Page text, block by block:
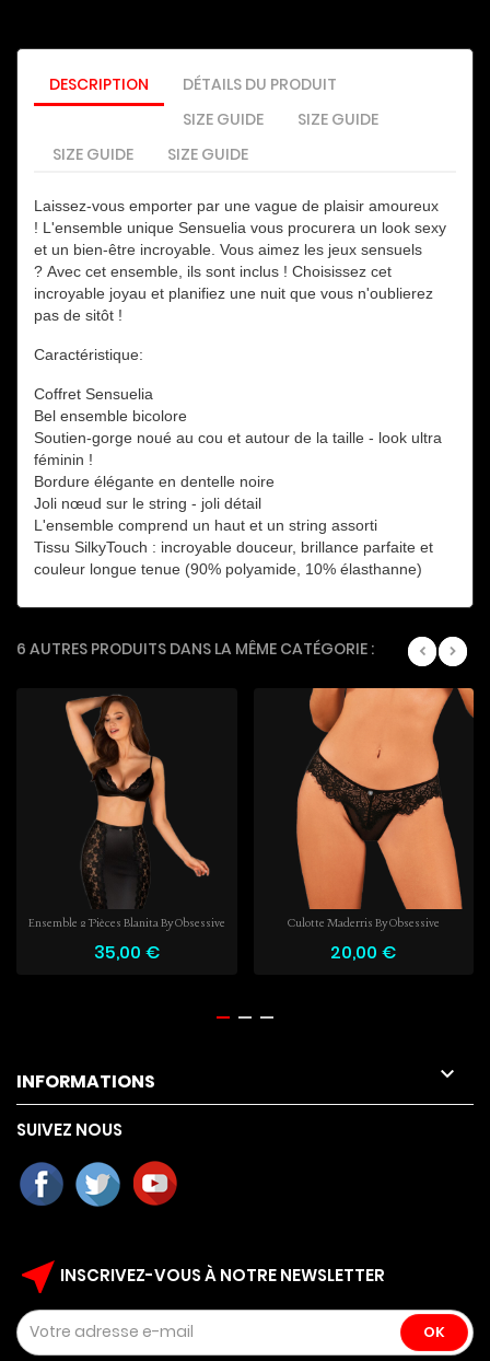
DESCRIPTION
DÉTAILS DU PRODUIT
SIZE GUIDE
SIZE GUIDE
SIZE GUIDE
SIZE GUIDE
Laissez-vous emporter par une vague de plaisir amoureux
! L'ensemble unique Sensuelia vous procurera un look sexy
et un bien-être incroyable. Vous aimez les jeux sensuels
? Avec cet ensemble, ils sont inclus ! Choisissez cet
incroyable joyau et planifiez une nuit que vous n'oublierez
pas de sitôt !
Caractéristique:
Coffret Sensuelia
Bel ensemble bicolore
Soutien-gorge noué au cou et autour de la taille - look ultra
féminin !
Bordure élégante en dentelle noire
Joli nœud sur le string - joli détail
L'ensemble comprend un haut et un string assorti
Tissu SilkyTouch : incroyable douceur, brillance parfaite et
couleur longue tenue (90% polyamide, 10% élasthanne)
6 AUTRES PRODUITS DANS LA MÊME CATÉGORIE :
Ensemble 2 Pièces Blanita By Obsessive
35,00 €
Culotte Maderris By Obsessive
20,00 €
INFORMATIONS 
SUIVEZ NOUS
near_me INSCRIVEZ-VOUS À NOTRE NEWSLETTER